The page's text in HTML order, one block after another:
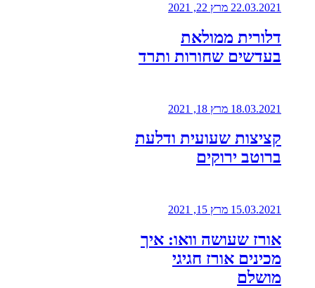
22.03.2021 מרץ 22, 2021
דלורית ממולאת
בעדשים שחורות ותרד
18.03.2021 מרץ 18, 2021
קציצות שעועית ודלעת
ברוטב ירוקים
15.03.2021 מרץ 15, 2021
אורז שעושה וואו: איך
מכינים אורז חגיגי
מושלם